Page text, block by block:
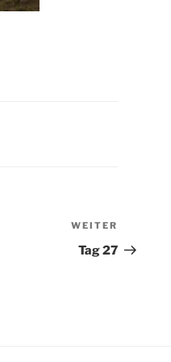
Beitrag
WEITER
Tag 27